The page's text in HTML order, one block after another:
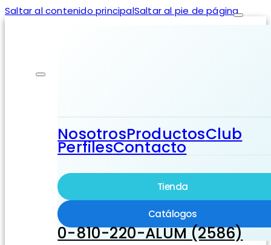
Saltar al contenido principalSaltar al pie de página
NosotrosProductosClub
PerfilesContacto
Tienda
Catálogos
0-810-220-ALUM (2586)